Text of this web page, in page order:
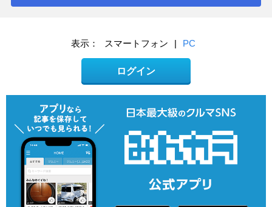
表示： スマートフォン | PC
ログイン